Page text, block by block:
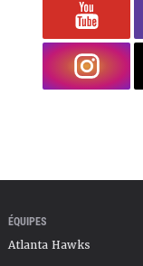
ÉQUIPES
Atlanta Hawks